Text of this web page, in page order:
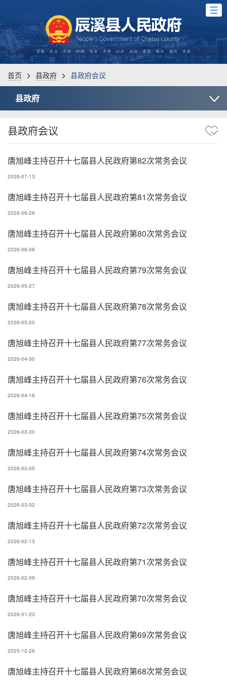
首页 > 县政府 > 县政府会议
县政府
县政府会议
唐旭峰主持召开十七届县人民政府第82次常务会议
2026-07-13
唐旭峰主持召开十七届县人民政府第81次常务会议
2026-06-26
唐旭峰主持召开十七届县人民政府第80次常务会议
2026-06-08
唐旭峰主持召开十七届县人民政府第79次常务会议
2026-05-27
唐旭峰主持召开十七届县人民政府第78次常务会议
2026-05-20
唐旭峰主持召开十七届县人民政府第77次常务会议
2026-04-30
唐旭峰主持召开十七届县人民政府第76次常务会议
2026-04-16
唐旭峰主持召开十七届县人民政府第75次常务会议
2026-03-30
唐旭峰主持召开十七届县人民政府第74次常务会议
2026-03-05
唐旭峰主持召开十七届县人民政府第73次常务会议
2026-03-02
唐旭峰主持召开十七届县人民政府第72次常务会议
2026-02-13
唐旭峰主持召开十七届县人民政府第71次常务会议
2026-02-09
唐旭峰主持召开十七届县人民政府第70次常务会议
2026-01-23
唐旭峰主持召开十七届县人民政府第69次常务会议
2025-12-26
唐旭峰主持召开十七届县人民政府第68次常务会议